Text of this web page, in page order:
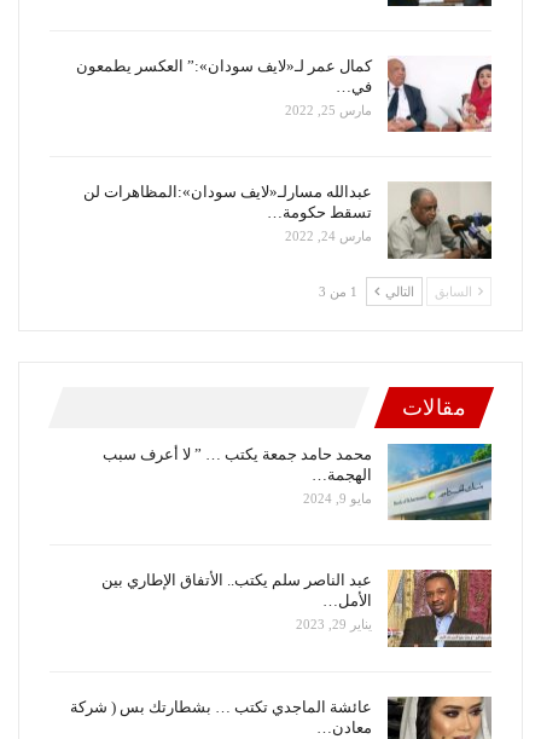
كمال عمر لـ«لايف سودان»:” العكسر يطمعون
في…
مارس 25, 2022
عبدالله مسارلـ«لايف سودان»:المظاهرات لن
تسقط حكومة…
مارس 24, 2022
السابق التالي 1 من 3
مقالات
محمد حامد جمعة يكتب … ” لا أعرف سبب
الهجمة…
مايو 9, 2024
عبد الناصر سلم يكتب.. الأتفاق الإطاري بين
الأمل…
يناير 29, 2023
عائشة الماجدي تكتب … بشطارتك بس ( شركة
معادن…